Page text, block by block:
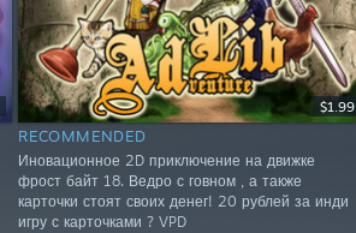
$1.99
RECOMMENDED
Иновационное 2D приключение на движке
фрост байт 18. Ведро с говном , а также
карточки стоят своих денег! 20 рублей за инди
игру с карточками ? VPD